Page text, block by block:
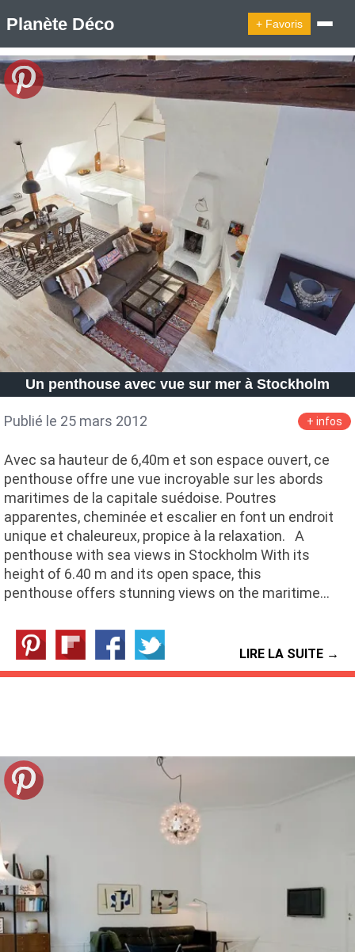
Planète Déco + Favoris
🔍︎ Rechercher
🛍︎ Shop Planète Déco
Appartement Design
Decoration Noël
Design Suédois En Quelques Photos
Idées Déco En 10 Photos
La Semaine Décoration Et Design
Maison En Ville
Méli-Mélo Suédois
Publi Reportage
Tendance
Interieurs Scandinaves
La Décoration Selon Votre Signe Astrologique
Les Trouvailles Déco Du Jour
Loft
Maison Appartement Écologique
Maison Container/container House
Maison D'hôtes
Maison Et Appartement Vintage
On Décode La Déco
Petite Surface
Piscine Question De Style
Renovation
Revue De Week End
Tiny House
Un penthouse avec vue sur mer à Stockholm
Publié le 25 mars 2012 + infos
Avec sa hauteur de 6,40m et son espace ouvert, ce
penthouse offre une vue incroyable sur les abords
maritimes de la capitale suédoise. Poutres
apparentes, cheminée et escalier en font un endroit
unique et chaleureux, propice à la relaxation. A
penthouse with sea views in Stockholm With its
height of 6.40 m and its open space, this
penthouse offers stunning views on the maritime…
LIRE LA SUITE →